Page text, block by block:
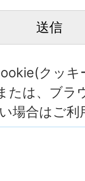
クッキ
たは、ブラ
場合はご利